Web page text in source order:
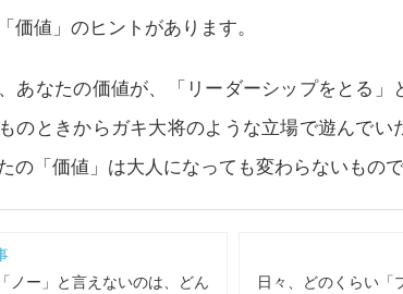
価値」のヒントがあります。
あなたの価値が、「リーダーシップをとる」
のときからガキ大将のような立場で遊んでい
の「価値」は大人になっても変わらないもので
ノー」と言えないのは、どん
日々、どのくらい「